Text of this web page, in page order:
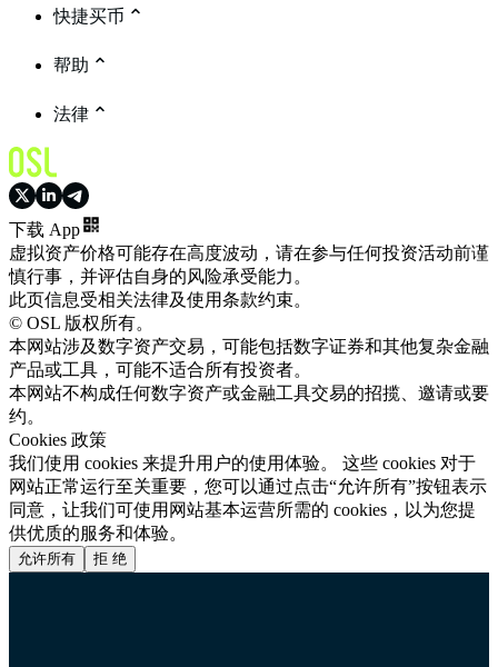
快捷买币
帮助
法律
下载 App
虚拟资产价格可能存在高度波动，请在参与任何投资活动前谨
慎行事，并评估自身的风险承受能力。
此页信息受相关法律及使用条款约束。
© OSL 版权所有。
本网站涉及数字资产交易，可能包括数字证券和其他复杂金融
产品或工具，可能不适合所有投资者。
本网站不构成任何数字资产或金融工具交易的招揽、邀请或要
约。
Cookies 政策
我们使用 cookies 来提升用户的使用体验。 这些 cookies 对于
网站正常运行至关重要，您可以通过点击“允许所有”按钮表示
同意，让我们可使用网站基本运营所需的 cookies，以为您提
供优质的服务和体验。
允许所有 拒 绝